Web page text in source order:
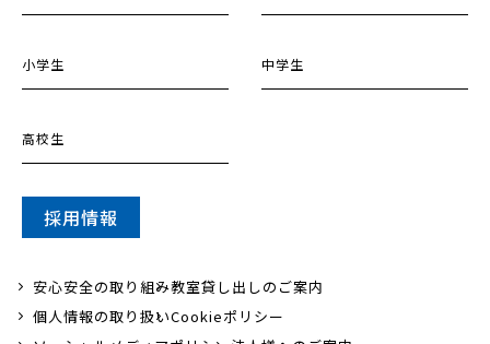
小学生 中学生
高校生
採用情報
安心安全の取り組み教室貸し出しのご案内
個人情報の取り扱いCookieポリシー